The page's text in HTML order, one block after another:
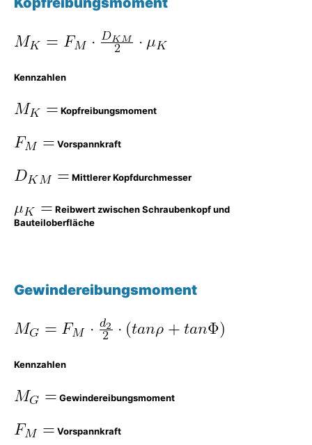
Kennzahlen
Kopfreibungsmoment
Vorspannkraft
Mittlerer Kopfdurchmesser
Reibwert zwischen Schraubenkopf und
Bauteiloberfläche
Gewindereibungsmoment
Kennzahlen
Gewindereibungsmoment
Vorspannkraft